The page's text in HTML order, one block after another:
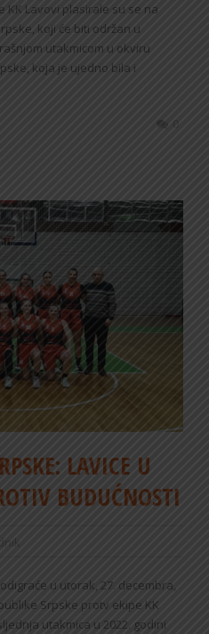
KK Lavovi plasirale su se na
koji će biti održan u
utakmicom u okviru
koja je ujedno bila i
0
LAVICE U
BUDUĆNOSTI
u utorak, 27. decembra,
Srpske protv ekipe KK
utakmica u 2022. godini